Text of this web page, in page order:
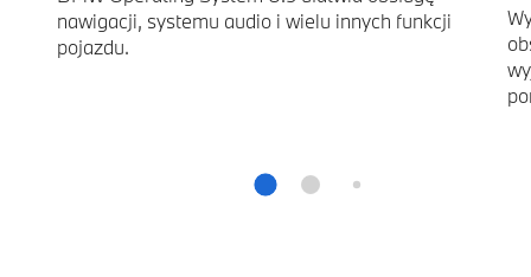
nawigacji, systemu audio i wielu innych funkcji
pojazdu.